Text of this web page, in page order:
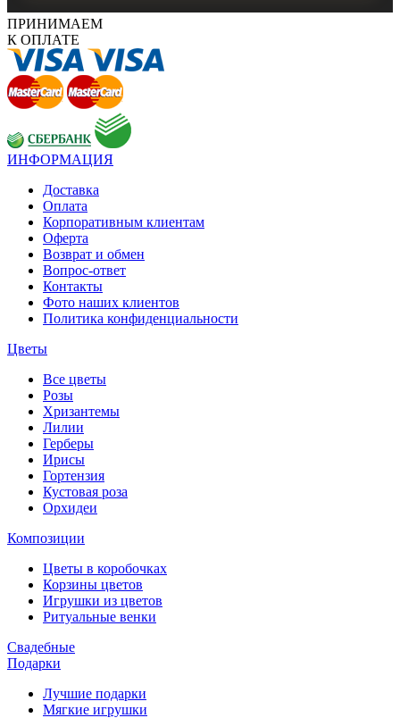
ПРИНИМАЕМ
К ОПЛАТЕ
ИНФОРМАЦИЯ
Доставка
Оплата
Корпоративным клиентам
Оферта
Возврат и обмен
Вопрос-ответ
Контакты
Фото наших клиентов
Политика конфиденциальности
Цветы
Все цветы
Розы
Хризантемы
Лилии
Герберы
Ирисы
Гортензия
Кустовая роза
Орхидеи
Композиции
Цветы в коробочках
Корзины цветов
Игрушки из цветов
Ритуальные венки
Свадебные
Подарки
Лучшие подарки
Мягкие игрушки